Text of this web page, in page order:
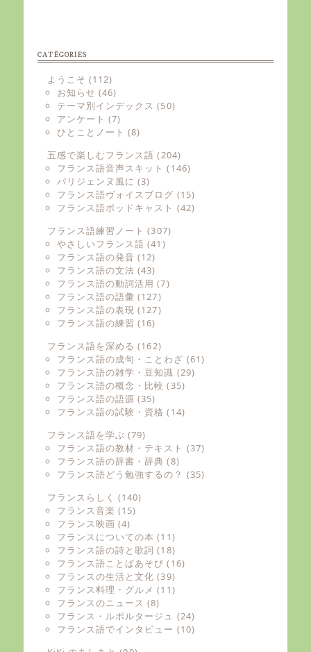
CATÉGORIES
ようこそ (112)
お知らせ (46)
テーマ別インデックス (50)
アンケート (7)
ひとことノート (8)
五感で楽しむフランス語 (204)
フランス語音声スキット (146)
パリジェンヌ風に (3)
フランス語ヴォイスブログ (15)
フランス語ポッドキャスト (42)
フランス語練習ノート (307)
やさしいフランス語 (41)
フランス語の発音 (12)
フランス語の文法 (43)
フランス語の動詞活用 (7)
フランス語の語彙 (127)
フランス語の表現 (127)
フランス語の練習 (16)
フランス語を深める (162)
フランス語の成句・ことわざ (61)
フランス語の雑学・豆知識 (29)
フランス語の概念・比較 (35)
フランス語の語源 (35)
フランス語の試験・資格 (14)
フランス語を学ぶ (79)
フランス語の教材・テキスト (37)
フランス語の辞書・辞典 (8)
フランス語どう勉強するの？ (35)
フランスらしく (140)
フランス音楽 (15)
フランス映画 (4)
フランスについての本 (11)
フランス語の詩と歌詞 (18)
フランス語ことばあそび (16)
フランスの生活と文化 (39)
フランス料理・グルメ (11)
フランスのニュース (8)
フランス・ルポルタージュ (24)
フランス語でインタビュー (10)